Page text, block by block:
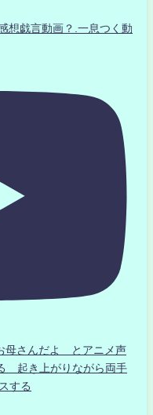
戯言動画？.一息つく動
さんだよ とアニメ声
起き上がりながら両手
する